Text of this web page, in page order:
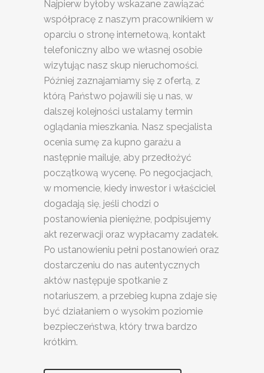
Najpierw byłoby wskazane zawiązać
współpracę z naszym pracownikiem w
oparciu o stronę internetową, kontakt
telefoniczny albo we własnej osobie
wizytując nasz skup nieruchomości.
Później zaznajamiamy się z ofertą, z
którą Państwo pojawili się u nas, w
dalszej kolejności ustalamy termin
oglądania mieszkania. Nasz specjalista
ocenia sumę za kupno garażu a
następnie mailuje, aby przedłożyć
początkową wycenę. Po negocjacjach,
w momencie, kiedy inwestor i właściciel
dogadają się, jeśli chodzi o
postanowienia pieniężne, podpisujemy
akt rezerwacji oraz wypłacamy zadatek.
Po ustanowieniu pełni postanowień oraz
dostarczeniu do nas autentycznych
aktów następuje spotkanie z
notariuszem, a przebieg kupna zdaje się
być działaniem o wysokim poziomie
bezpieczeństwa, który trwa bardzo
krótkim.